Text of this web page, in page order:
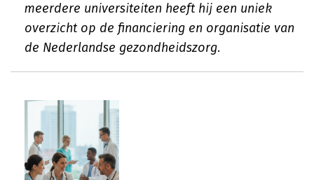
meerdere universiteiten heeft hij een uniek
overzicht op de financiering en organisatie van
de Nederlandse gezondheidszorg.